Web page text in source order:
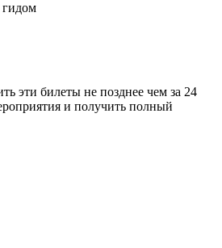
гидом
эти билеты не позднее чем за 24
и получить полный